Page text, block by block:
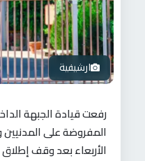
ارشيفية
رفعت قيادة الجبهة
المفروضة على
الأربعاء بعد وقف إطلاق